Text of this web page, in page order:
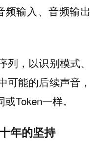
频输入、音频输出
，以识别模式、
可能的后续声音，
Token一样。
年的坚持